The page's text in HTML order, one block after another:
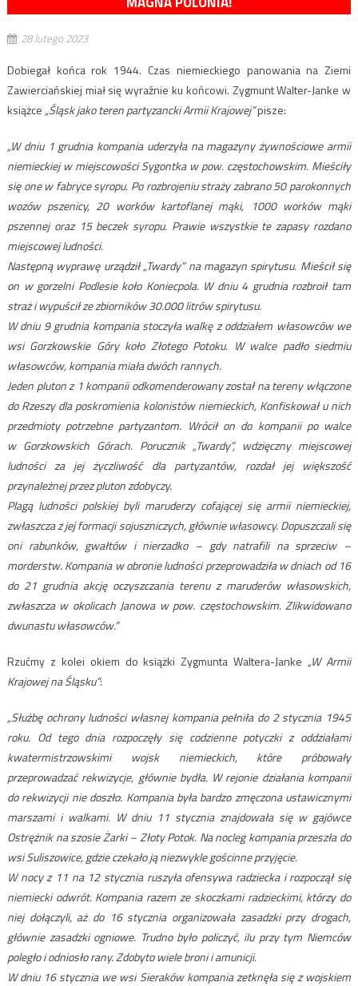
28 lutego 2023
Dobiegał końca rok 1944. Czas niemieckiego panowania na Ziemi
Zawierciańskiej miał się wyraźnie ku końcowi. Zygmunt Walter-Janke w
książce „Śląsk jako teren partyzancki Armii Krajowej”pisze:
„W dniu 1 grudnia kompania uderzyła na magazyny żywnościowe armii
niemieckiej w miejscowości Sygontka w pow. częstochowskim. Mieściły
się one w fabryce syropu. Po rozbrojeniu straży zabrano 50 parokonnych
wozów pszenicy, 20 worków kartoflanej mąki, 1000 worków mąki
pszennej oraz 15 beczek syropu. Prawie wszystkie te zapasy rozdano
miejscowej ludności.
Następną wyprawę urządził „Twardy” na magazyn spirytusu. Mieścił się
on w gorzelni Podlesie koło Koniecpola. W dniu 4 grudnia rozbroił tam
straż i wypuścił ze zbiorników 30.000 litrów spirytusu.
W dniu 9 grudnia kompania stoczyła walkę z oddziałem własowców we
wsi Gorzkowskie Góry koło Złotego Potoku. W walce padło siedmiu
własowców, kompania miała dwóch rannych.
Jeden pluton z 1 kompanii odkomenderowany został na tereny włączone
do Rzeszy dla poskromienia kolonistów niemieckich, Konfiskował u nich
przedmioty potrzebne partyzantom. Wrócił on do kompanii po walce
w Gorzkowskich Górach. Porucznik „Twardy”, wdzięczny miejscowej
ludności za jej życzliwość dla partyzantów, rozdał jej większość
przynależnej przez pluton zdobyczy.
Plagą ludności polskiej byli maruderzy cofającej się armii niemieckiej,
zwłaszcza z jej formacji sojuszniczych, głównie własowcy. Dopuszczali się
oni rabunków, gwałtów i nierzadko – gdy natrafili na sprzeciw –
morderstw. Kompania w obronie ludności przeprowadziła w dniach od 16
do 21 grudnia akcję oczyszczania terenu z maruderów własowskich,
zwłaszcza w okolicach Janowa w pow. częstochowskim. Zlikwidowano
dwunastu własowców.”
Rzućmy z kolei okiem do książki Zygmunta Waltera-Janke „W Armii
Krajowej na Śląsku”:
„Służbę ochrony ludności własnej kompania pełniła do 2 stycznia 1945
roku. Od tego dnia rozpoczęły się codzienne potyczki z oddziałami
kwatermistrzowskimi wojsk niemieckich, które próbowały
przeprowadzać rekwizycje, głównie bydła. W rejonie działania kompanii
do rekwizycji nie doszło. Kompania była bardzo zmęczona ustawicznymi
marszami i walkami. W dniu 11 stycznia znajdowała się w gajówce
Ostrężnik na szosie Żarki – Złoty Potok. Na nocleg kompania przeszła do
wsi Suliszowice, gdzie czekało ją niezwykle gościnne przyjęcie.
W nocy z 11 na 12 stycznia ruszyła ofensywa radziecka i rozpoczął się
niemiecki odwrót. Kompania razem ze skoczkami radzieckimi, którzy do
niej dołączyli, aż do 16 stycznia organizowała zasadzki przy drogach,
głównie zasadzki ogniowe. Trudno było policzyć, ilu przy tym Niemców
poległo i odniosło rany. Zdobyto wiele broni i amunicji.
W dniu 16 stycznia we wsi Sieraków kompania zetknęła się z wojskiem